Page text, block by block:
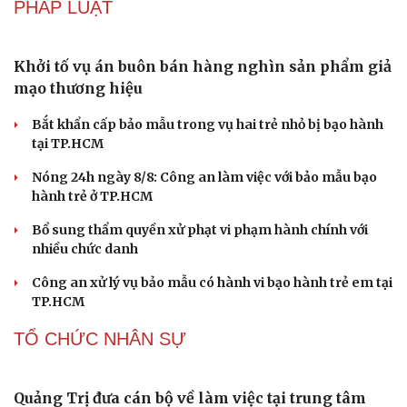
chuyện cùng công chúng
Ấn tượng khai mạc Festival võ thuật quốc tế Hà Nội năm
2026
đường phố Quy Nhơn - Gia Lai
Nối đà tăng trưởng, du lịch Vĩnh Long hấp dẫn
khách quốc tế
Công nghiệp giải trí "chắp cánh" cho điểm đến du lịch
Gia Lai
Hội chợ Du lịch quốc tế TP.HCM 2026 có quy mô lớn nhất
Bảo tàng Tưởng niệm Hòa bình tại Nhật Bản đón lượng